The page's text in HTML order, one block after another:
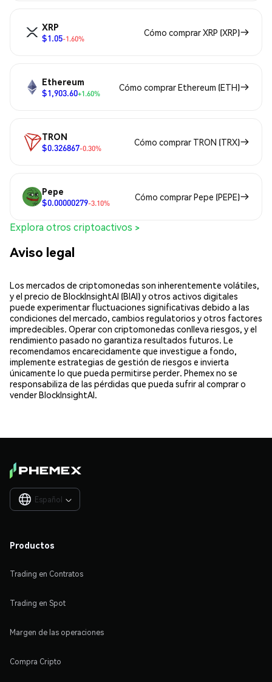
XRP
$1.05-1.60%
Cómo comprar XRP (XRP)
Ethereum
$1,903.60+1.60%
Cómo comprar Ethereum (ETH)
TRON
$0.326867-0.30%
Cómo comprar TRON (TRX)
Pepe
$0.00000279-3.10%
Cómo comprar Pepe (PEPE)
Explora otros criptoactivos >
Aviso legal
Los mercados de criptomonedas son inherentemente volátiles,
y el precio de BlockInsightAI (BIAI) y otros activos digitales
puede experimentar fluctuaciones significativas debido a las
condiciones del mercado, cambios regulatorios y otros factores
impredecibles. Operar con criptomonedas conlleva riesgos, y el
rendimiento pasado no garantiza resultados futuros. Le
recomendamos encarecidamente que investigue a fondo,
implemente estrategias de gestión de riesgos e invierta
únicamente lo que pueda permitirse perder. Phemex no se
responsabiliza de las pérdidas que pueda sufrir al comprar o
vender BlockInsightAI.
Español 
Productos
Trading en Contratos
Trading en Spot
Margen de las operaciones
Compra Cripto